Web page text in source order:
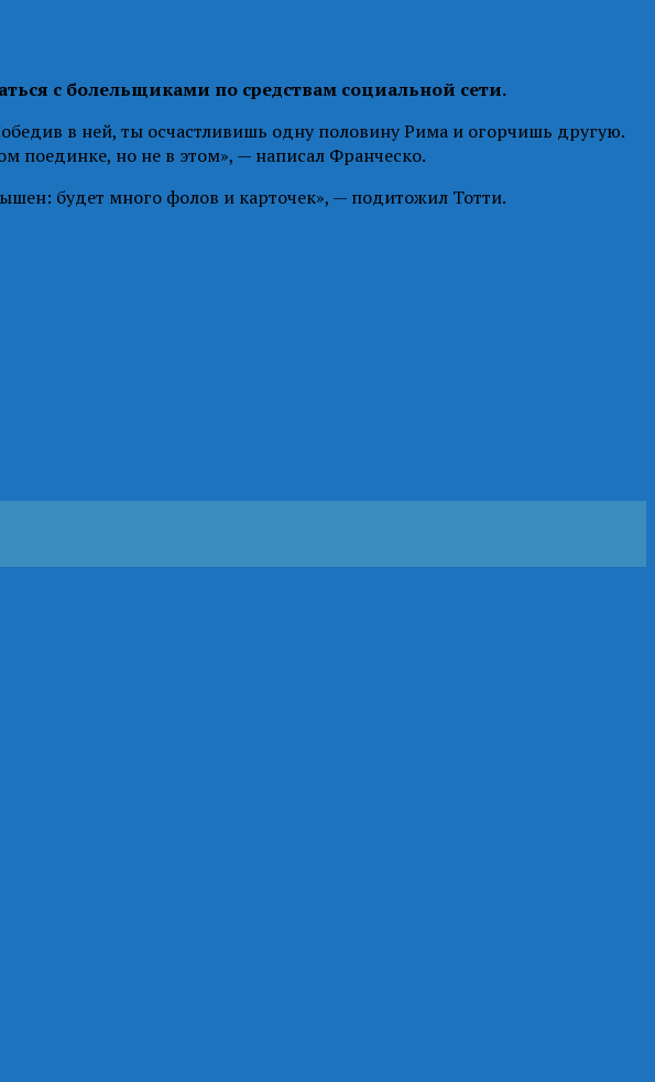
с болельщиками по средствам социальной сети.
в ней, ты осчастливишь одну половину Рима и огорчишь другую.
поединке, но не в этом», — написал Франческо.
будет много фолов и карточек», — подитожил Тотти.